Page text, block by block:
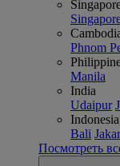
Phnom
Manila
India
Udaipur
Indonesia
Bali
Посмотреть